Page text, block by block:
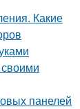
Какие
панелей